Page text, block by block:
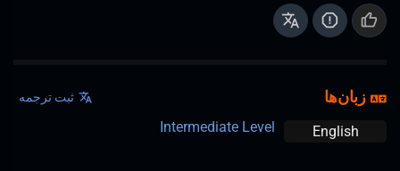
زبان‌ها ثبت ترجمه
English
Intermediate Level